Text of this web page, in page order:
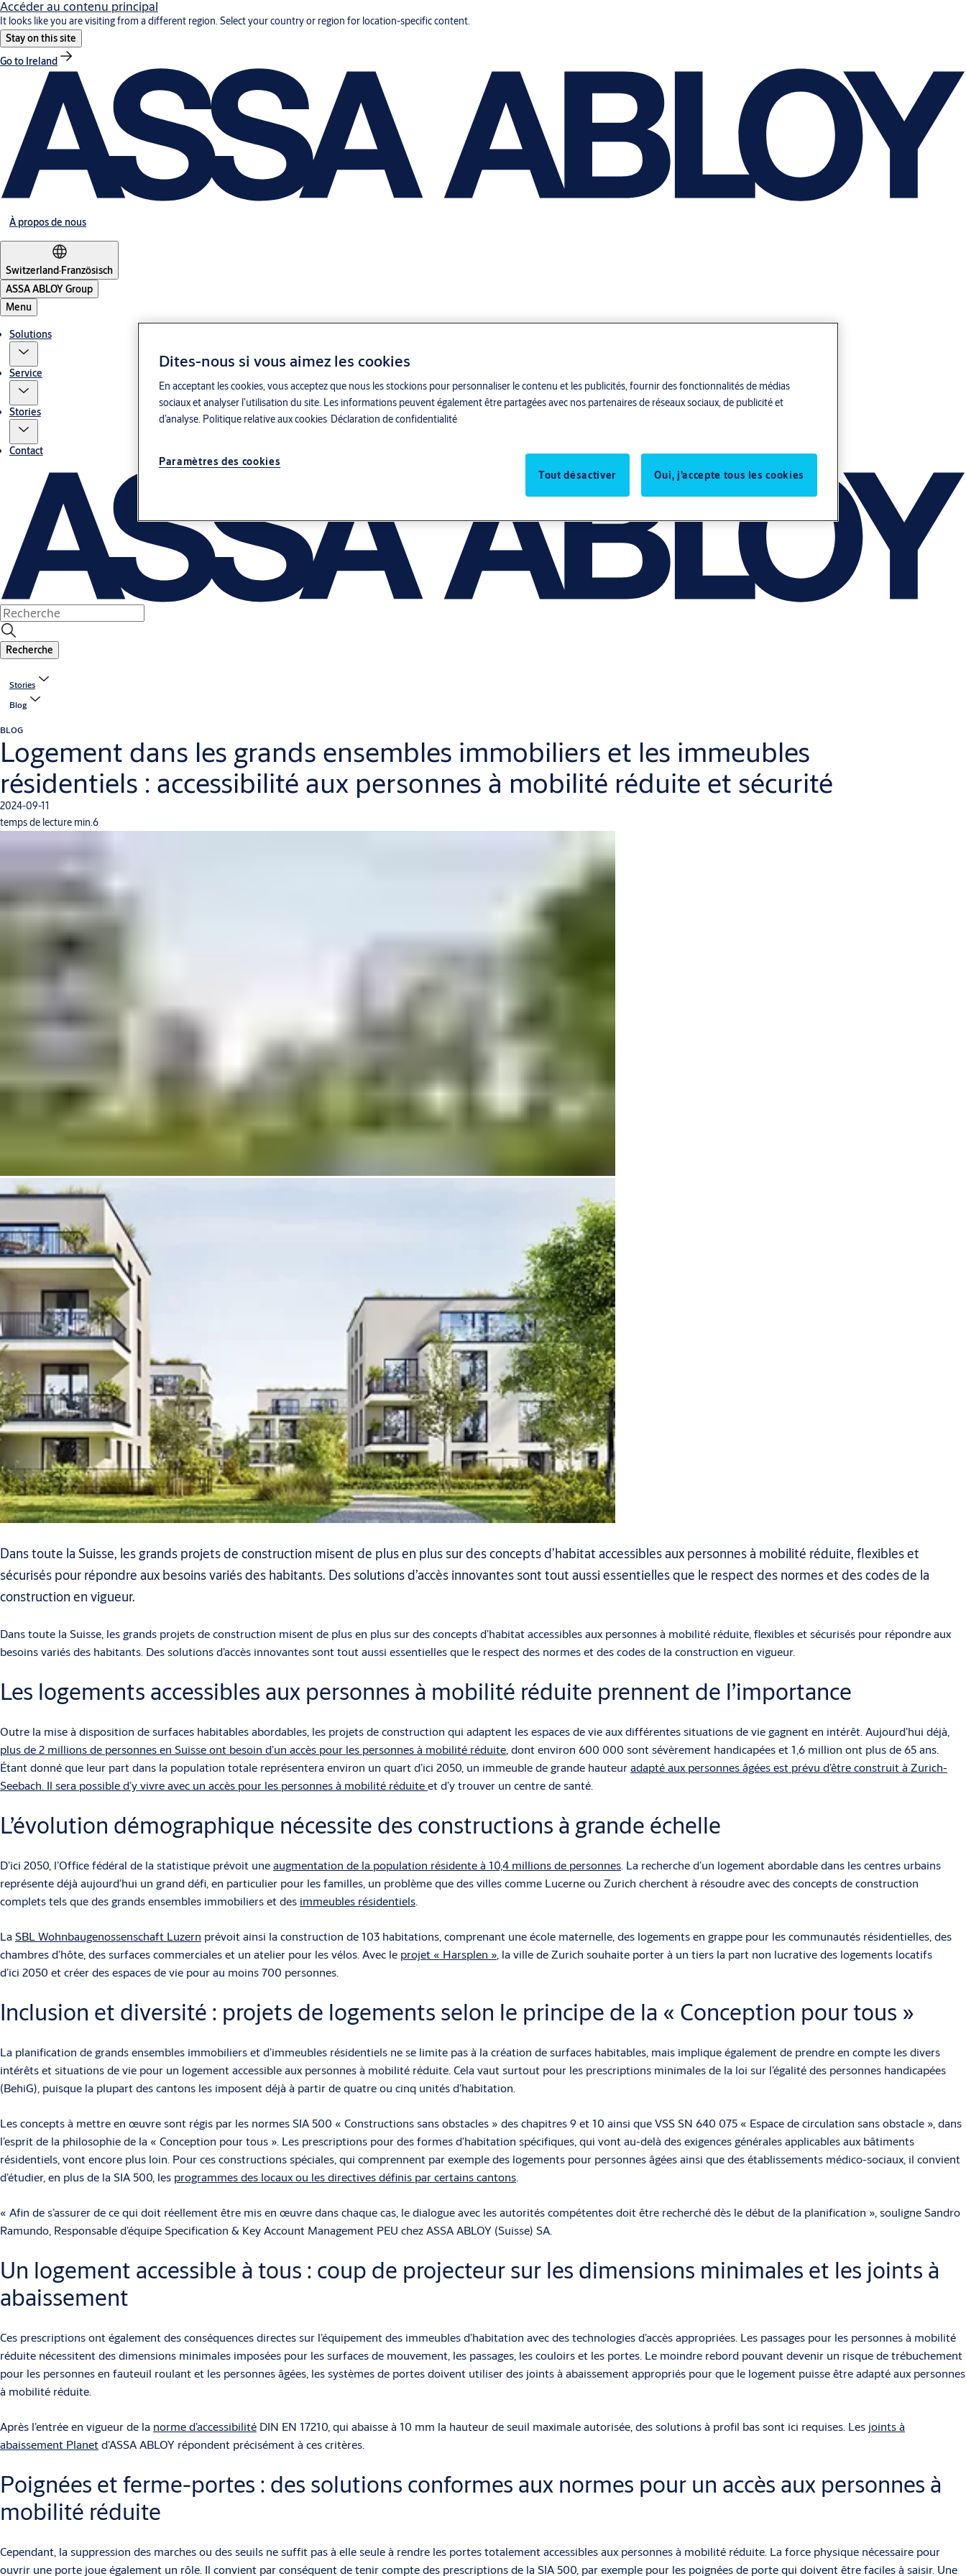
Accéder au contenu principal
It looks like you are visiting from a different region. Select your country or region for location-specific content.
Stay on this site
Go to Ireland
À propos de nous
Switzerland·Französisch
ASSA ABLOY Group
Menu
Solutions
Service
Stories
Contact
Recherche
Stories
Blog
BLOG
Logement dans les grands ensembles immobiliers et les immeubles
résidentiels : accessibilité aux personnes à mobilité réduite et sécurité
2024-09-11
temps de lecture min.6
Dans toute la Suisse, les grands projets de construction misent de plus en plus sur des concepts d’habitat accessibles aux personnes à mobilité réduite, flexibles et
sécurisés pour répondre aux besoins variés des habitants. Des solutions d’accès innovantes sont tout aussi essentielles que le respect des normes et des codes de la
construction en vigueur.
Dans toute la Suisse, les grands projets de construction misent de plus en plus sur des concepts d’habitat accessibles aux personnes à mobilité réduite, flexibles et sécurisés pour répondre aux
besoins variés des habitants. Des solutions d’accès innovantes sont tout aussi essentielles que le respect des normes et des codes de la construction en vigueur.
Les logements accessibles aux personnes à mobilité réduite prennent de l’importance
Outre la mise à disposition de surfaces habitables abordables, les projets de construction qui adaptent les espaces de vie aux différentes situations de vie gagnent en intérêt. Aujourd’hui déjà,
plus de 2 millions de personnes en Suisse ont besoin d’un accès pour les personnes à mobilité réduite , dont environ 600 000 sont sévèrement handicapées et 1,6 million ont plus de 65 ans.
Étant donné que leur part dans la population totale représentera environ un quart d’ici 2050, un immeuble de grande hauteuradapté aux personnes âgées est prévu d’être construit à Zurich-
Seebach. Il sera possible d’y vivre avec un accès pour les personnes à mobilité réduiteet d’y trouver un centre de santé.
L’évolution démographique nécessite des constructions à grande échelle
D’ici 2050, l’Office fédéral de la statistique prévoit uneaugmentation de la population résidente à 10,4 millions de personnes . La recherche d’un logement abordable dans les centres urbains
représente déjà aujourd’hui un grand défi, en particulier pour les familles, un problème que des villes comme Lucerne ou Zurich cherchent à résoudre avec des concepts de construction
complets tels que des grands ensembles immobiliers et des immeubles résidentiels
La SBL Wohnbaugenossenschaft Luzern prévoit ainsi la construction de 103 habitations, comprenant une école maternelle, des logements en grappe pour les communautés résidentielles, des
chambres d’hôte, des surfaces commerciales et un atelier pour les vélos. Avec le projet « Harsplen » , la ville de Zurich souhaite porter à un tiers la part non lucrative des logements locatifs
d’ici 2050 et créer des espaces de vie pour au moins 700 personnes.
Inclusion et diversité : projets de logements selon le principe de la « Conception pour tous »
La planification de grands ensembles immobiliers et d’immeubles résidentiels ne se limite pas à la création de surfaces habitables, mais implique également de prendre en compte les divers
intérêts et situations de vie pour un logement accessible aux personnes à mobilité réduite. Cela vaut surtout pour les prescriptions minimales de la loi sur l’égalité des personnes handicapées
(BehiG), puisque la plupart des cantons les imposent déjà à partir de quatre ou cinq unités d’habitation.
Les concepts à mettre en œuvre sont régis par les normes SIA 500 « Constructions sans obstacles » des chapitres 9 et 10 ainsi que VSS SN 640 075 « Espace de circulation sans obstacle », dans
l’esprit de la philosophie de la « Conception pour tous ». Les prescriptions pour des formes d’habitation spécifiques, qui vont au-delà des exigences générales applicables aux bâtiments
résidentiels, vont encore plus loin. Pour ces constructions spéciales, qui comprennent par exemple des logements pour personnes âgées ainsi que des établissements médico-sociaux, il convient
d’étudier, en plus de la SIA 500, les programmes des locaux ou les directives définis par certains cantons
« Afin de s’assurer de ce qui doit réellement être mis en œuvre dans chaque cas, le dialogue avec les autorités compétentes doit être recherché dès le début de la planification », souligne Sandro
Ramundo, Responsable d’équipe Specification & Key Account Management PEU chez ASSA ABLOY (Suisse) SA.
Un logement accessible à tous : coup de projecteur sur les dimensions minimales et les joints à
abaissement
Ces prescriptions ont également des conséquences directes sur l’équipement des immeubles d’habitation avec des technologies d’accès appropriées. Les passages pour les personnes à mobilité
réduite nécessitent des dimensions minimales imposées pour les surfaces de mouvement, les passages, les couloirs et les portes. Le moindre rebord pouvant devenir un risque de trébuchement
pour les personnes en fauteuil roulant et les personnes âgées, les systèmes de portes doivent utiliser des joints à abaissement appropriés pour que le logement puisse être adapté aux personnes
à mobilité réduite.
Après l’entrée en vigueur de la norme d’accessibilité DIN EN 17210, qui abaisse à 10 mm la hauteur de seuil maximale autorisée, des solutions à profil bas sont ici requises. Les joints à
abaissement Planetd’ASSA ABLOY répondent précisément à ces critères.
Poignées et ferme-portes : des solutions conformes aux normes pour un accès aux personnes à
mobilité réduite
Cependant, la suppression des marches ou des seuils ne suffit pas à elle seule à rendre les portes totalement accessibles aux personnes à mobilité réduite. La force physique nécessaire pour
ouvrir une porte joue également un rôle. Il convient par conséquent de tenir compte des prescriptions de la SIA 500, par exemple pour les poignées de porte qui doivent être faciles à saisir. Une
Dites-nous si vous aimez les cookies
En acceptant les cookies, vous acceptez que nous les stockions pour personnaliser le contenu et les publicités, fournir des fonctionnalités de médias
sociaux et analyser l’utilisation du site. Les informations peuvent également être partagées avec nos partenaires de réseaux sociaux, de publicité et
d’analyse. Politique relative aux cookies Déclaration de confidentialité
Paramètres des cookies
Tout désactiver
Oui, j’accepte tous les cookies